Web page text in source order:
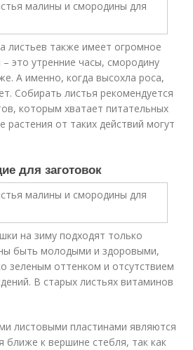
листьев также имеет огромное
это утренние часы, смородину
А именно, когда высохла роса,
Собирать листья рекомендуется
которым хватает питательных
от таких действий могут
для заготовок
на зиму подходят только
быть молодыми и здоровыми,
зеленым оттенком и отсутствием
В старых листьях витаминов
листовыми пластинами являются
ближе к вершине стебля, так как